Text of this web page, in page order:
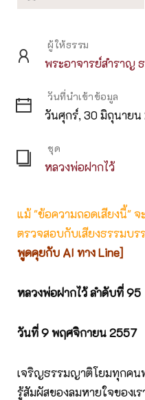
ผู้ให้ธรรม
พระอาจารย์สำราญ
วันที่นำเข้าข้อมูล
วันศุกร์, 30 มิถุนาย
ชุด
หลวงพ่อฝากไว้
แม้ "ข้อความถอดเสียงนี้"
ตรวจสอบกับเสียงธรรมบ
พูดคุยกับ AI ทาง Line]
หลวงพ่อฝากไว้ ลำดับที่ 95
วันที่9 พฤศจิกายน 2557
เจริญธรรมญาติโยมทุกคน
รู้สัมผัสของลมหายใจของเ